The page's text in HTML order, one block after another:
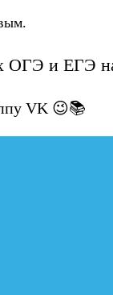
ОГЭ и ЕГЭ
VK 😉📚